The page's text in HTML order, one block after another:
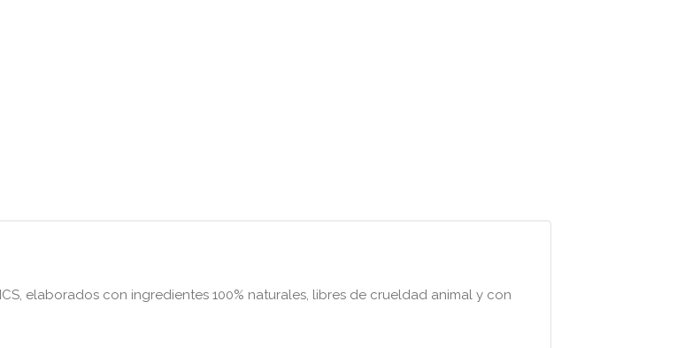
elaborados con ingredientes 100% naturales, libres de crueldad animal y con